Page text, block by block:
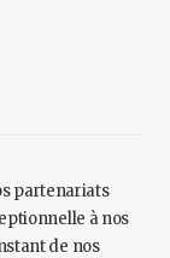
partenariats
à nos
de nos